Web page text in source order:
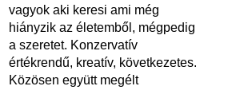
vagyok aki keresi ami még
hiányzik az életemből, mégpedig
a szeretet. Konzervatív
értékrendű, kreatív, következetes.
Közösen együtt megélt